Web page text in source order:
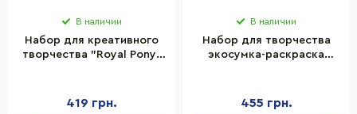
В наличии
Набор для креативного
творчества "Royal Pony"
419 грн.
В наличии
Набор для творчества
экосумка-раскраска
455 грн.